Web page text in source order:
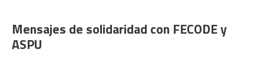
Mensajes de solidaridad con FECODE y
ASPU